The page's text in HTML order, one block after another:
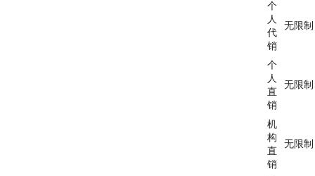
个
人
代
销
无限制
个
人
直
销
无限制
机
构
直
销
无限制